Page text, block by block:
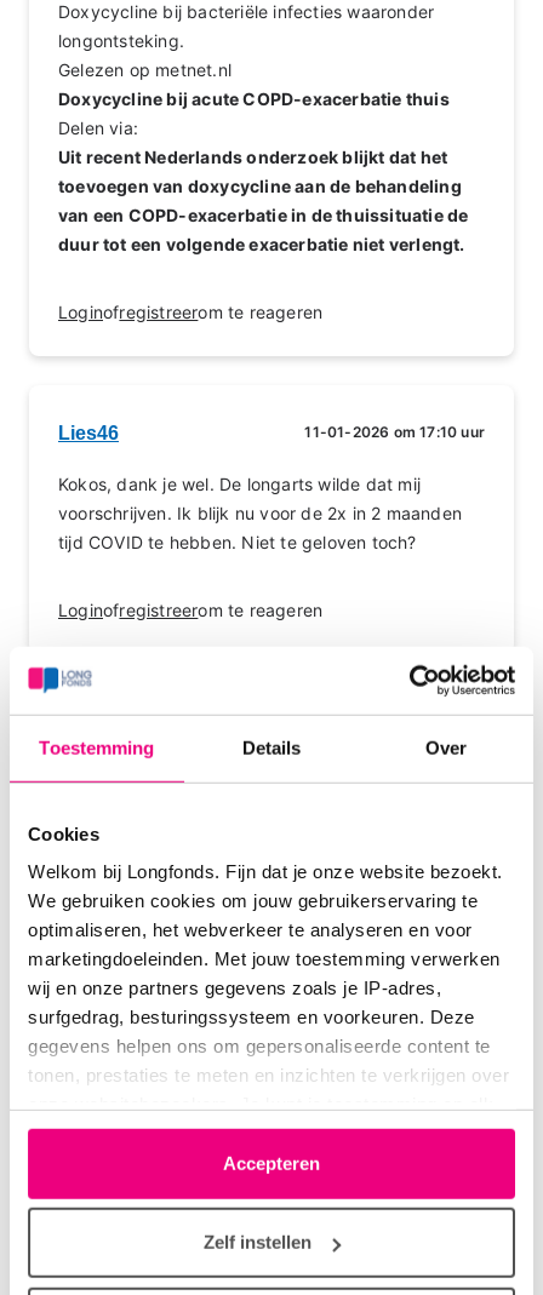
Toestemming Details Over
Cookies
Welkom bij Longfonds. Fijn dat je onze website bezoekt.
We gebruiken cookies om jouw gebruikerservaring te
optimaliseren, het webverkeer te analyseren en voor
marketingdoeleinden. Met jouw toestemming verwerken
wij en onze partners gegevens zoals je IP-adres,
surfgedrag, besturingssysteem en voorkeuren. Deze
gegevens helpen ons om gepersonaliseerde content te
tonen, prestaties te meten en inzichten te verkrijgen over
moment wijzigen of intrekken via het cookie-icoontje
linksonder elke pagina. De lijst met partners is te vinden
in het tabblad “details”.
Accepteren
Zelf instellen
Doxycycline bij bacteriële infecties waaronder
longontsteking.
Gelezen op metnet.nl
Doxycycline bij acute COPD-exacerbatie thuis
Delen via:
Uit recent Nederlands onderzoek blijkt dat het
toevoegen van doxycycline aan de behandeling
van een COPD-exacerbatie in de thuissituatie de
duur tot een volgende exacerbatie niet verlengt.
Loginofregistreerom te reageren
Lies46 11-01-2026 om 17:10 uur
Kokos, dank je wel. De longarts wilde dat mij
voorschrijven. Ik blijk nu voor de 2x in 2 maanden
tijd COVID te hebben. Niet te geloven toch?
Loginofregistreerom te reageren
Reactie op Lies46
voorschrijven. Ik blijk nu voor de 2x in 2
maanden tijd COVID te hebben. Niet te
geloven toch?
Zo hè dat is ook wat COVID voor de tweedemaal. Ik
weet niet wat het effect zou zijn bij COVID.
Weet alleen dat het een bacteriële infectie moet
Preventief / langdurig voorschrijven van deze
huisarts zijn bij mij terughoudend bij het
voorschrijven van antibiotica.